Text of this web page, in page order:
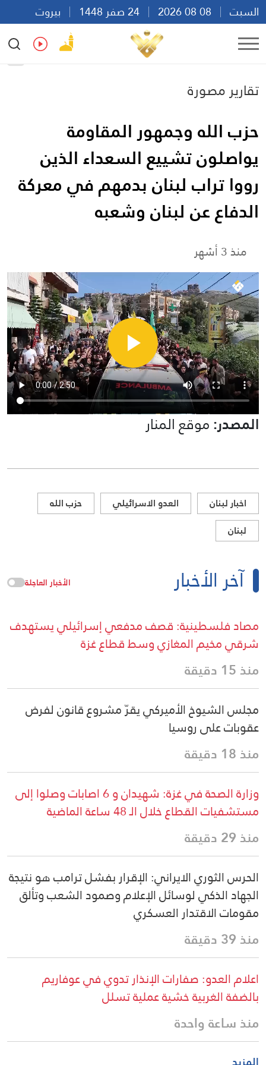
السبت
بيروت
11:16
Ar
تقارير مصورة
حزب الله وجمهور المقاومة
يواصلون تشييع السعداء الذين
رووا تراب لبنان بدمهم في معركة
الدفاع عن لبنان وشعبه
منذ 3 أشهر
المصدر:موقع المنار
اخبار لبنان العدو الاسرائيلي
حزب الله
لبنان
آخر الأخبار الأخبار العاجلة
مصاد فلسطينية: قصف مدفعي إسرائيلي يستهدف
شرقي مخيم المغازي وسط قطاع غزة
منذ 15 دقيقة
مجلس الشيوخ الأميركي يقرّ مشروع قانون لفرض
عقوبات على روسيا
منذ 18 دقيقة
وزارة الصحة في غزة: شهيدان و 6 اصابات وصلوا إلى
مستشفيات القطاع خلال الـ 48 ساعة الماضية
منذ 29 دقيقة
الحرس الثوري الايراني: الإقرار بفشل ترامب هو نتيجة
الجهاد الذكي لوسائل الإعلام وصمود الشعب وتألق
مقومات الاقتدار العسكري
منذ 39 دقيقة
اعلام العدو: صفارات الإنذار تدوي في عوفاريم
بالضفة الغربية خشية عملية تسلل
منذ ساعة واحدة